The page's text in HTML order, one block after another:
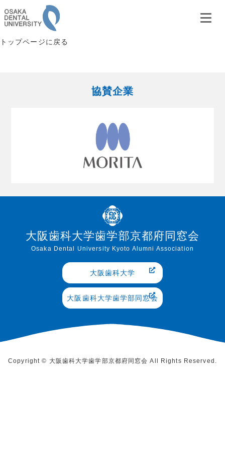
トップページに戻る
協賛企業
大阪歯科大学歯学部京都府同窓会
Osaka Dental University Kyoto Alumni Association
大阪歯科大学
大阪歯科大学歯学部同窓会
Copyright © 大阪歯科大学歯学部京都府同窓会 All Rights Reserved.